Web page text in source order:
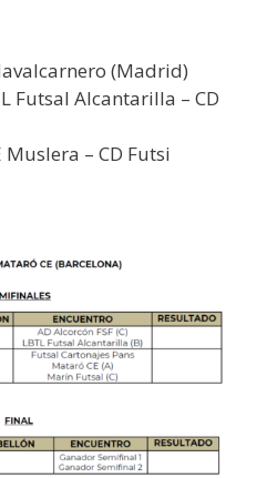
(Madrid)
Futsal Alcantarilla – CD
Muslera – CD Futsi